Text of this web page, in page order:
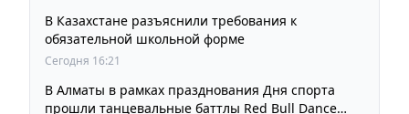
В Казахстане разъяснили требования к
обязательной школьной форме
Сегодня 16:21
В Алматы в рамках празднования Дня спорта
прошли танцевальные баттлы Red Bull Dance